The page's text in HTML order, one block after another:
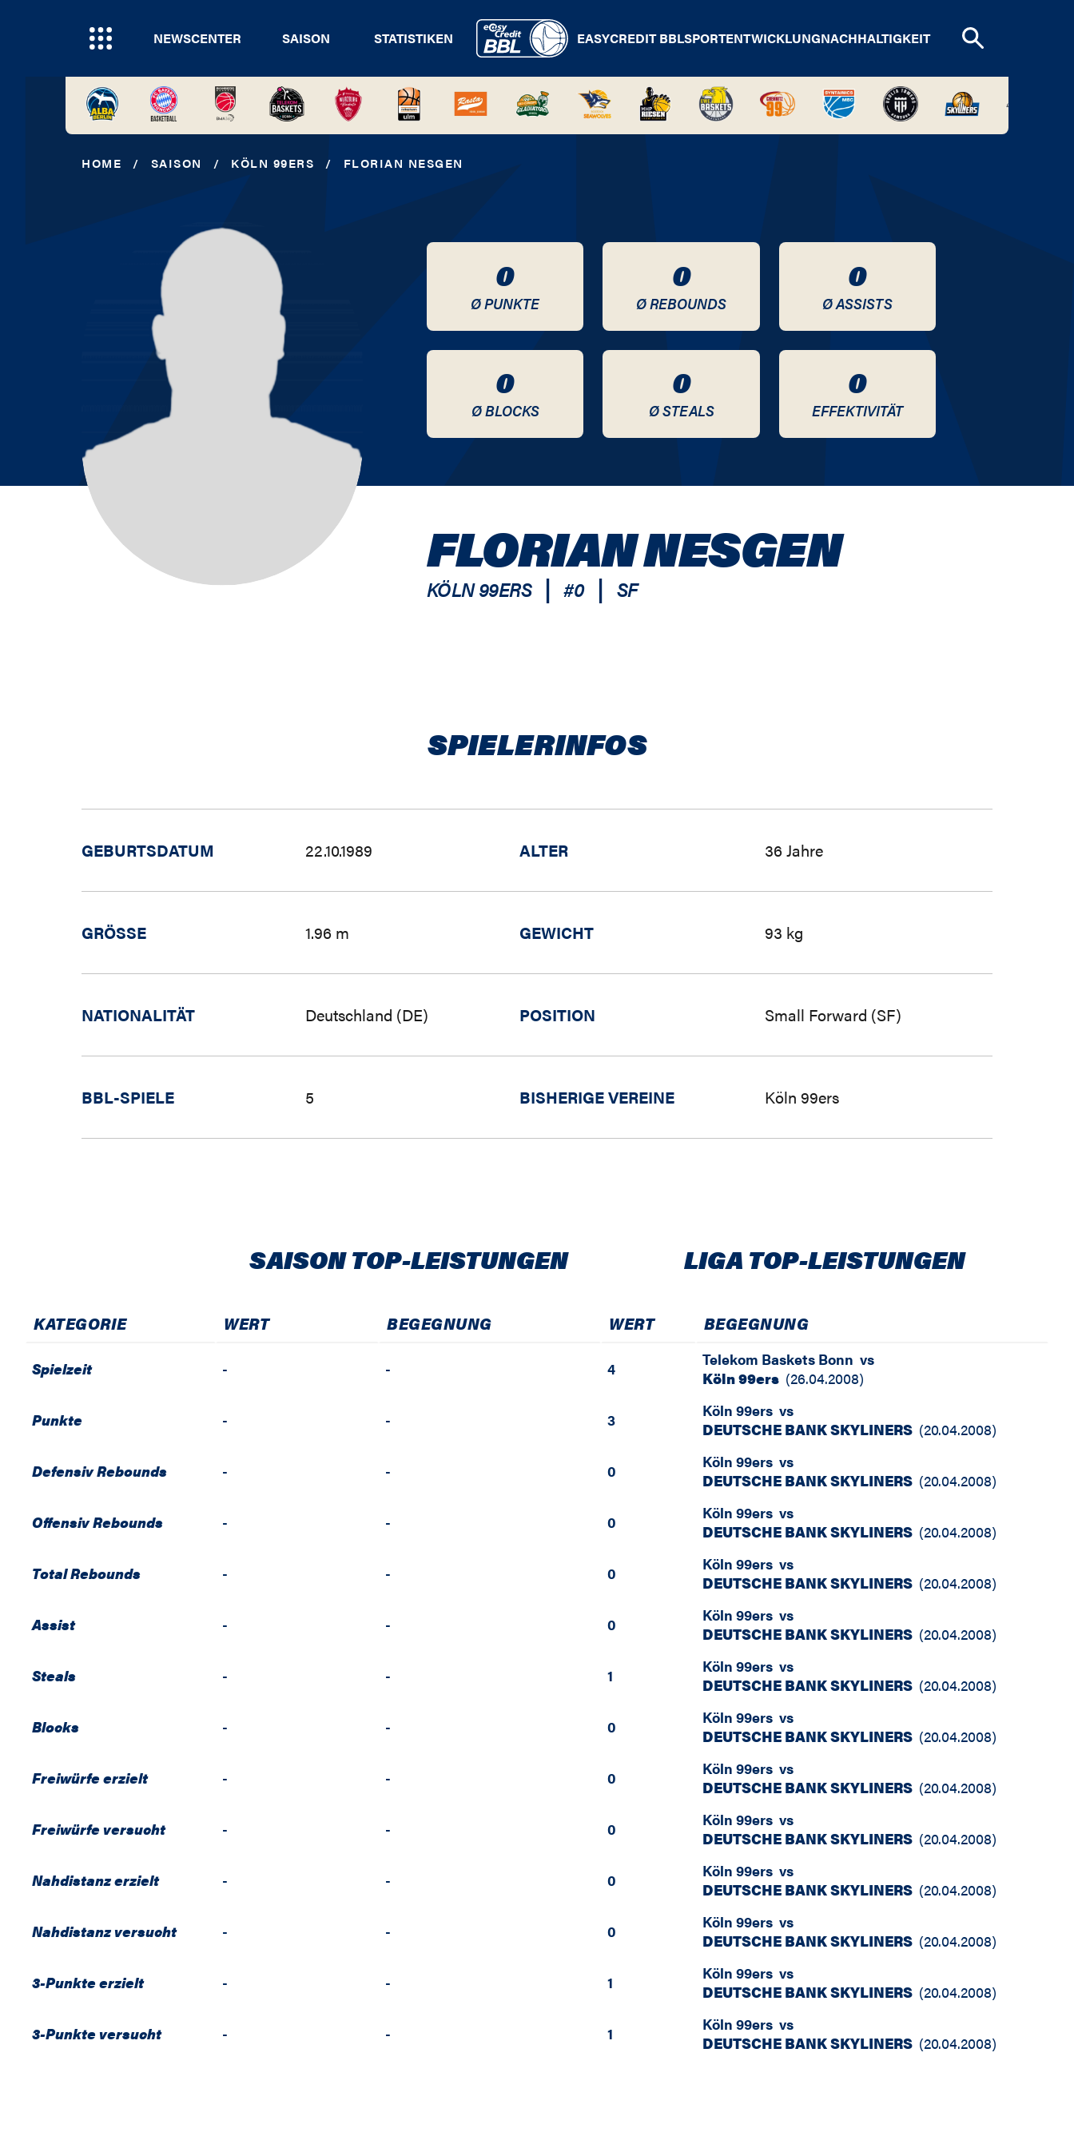
NEWSCENTER SAISON STATISTIKEN EASYCREDIT BBLSPORTENTWICKLUNGNACHHALTIGKEIT
HOME / SAISON / KÖLN 99ERS / FLORIAN NESGEN
0
Ø PUNKTE
0
Ø REBOUNDS
0
Ø ASSISTS
0
Ø BLOCKS
0
Ø STEALS
0
EFFEKTIVITÄT
FLORIAN NESGEN
KÖLN 99ERS | #0 | SF
SPIELERINFOS
GEBURTSDATUM 22.10.1989 ALTER 36 Jahre
GRÖSSE 1.96 m GEWICHT 93 kg
NATIONALITÄT Deutschland (DE) POSITION Small Forward (SF)
BBL-SPIELE 5 BISHERIGE VEREINE Köln 99ers
SAISON TOP-LEISTUNGEN LIGA TOP-LEISTUNGEN
KATEGORIE WERT BEGEGNUNG WERT BEGEGNUNG
Spielzeit - - 4 Telekom Baskets Bonn vs
Köln 99ers (26.04.2008)
Punkte - - 3 Köln 99ers vs
DEUTSCHE BANK SKYLINERS (20.04.2008)
Defensiv Rebounds - - 0 Köln 99ers vs
DEUTSCHE BANK SKYLINERS (20.04.2008)
Offensiv Rebounds - - 0 Köln 99ers vs
DEUTSCHE BANK SKYLINERS (20.04.2008)
Total Rebounds - - 0 Köln 99ers vs
DEUTSCHE BANK SKYLINERS (20.04.2008)
Assist - - 0 Köln 99ers vs
DEUTSCHE BANK SKYLINERS (20.04.2008)
Steals - - 1 Köln 99ers vs
DEUTSCHE BANK SKYLINERS (20.04.2008)
Blocks - - 0 Köln 99ers vs
DEUTSCHE BANK SKYLINERS (20.04.2008)
Freiwürfe erzielt - - 0 Köln 99ers vs
DEUTSCHE BANK SKYLINERS (20.04.2008)
Freiwürfe versucht - - 0 Köln 99ers vs
DEUTSCHE BANK SKYLINERS (20.04.2008)
Nahdistanz erzielt - - 0 Köln 99ers vs
DEUTSCHE BANK SKYLINERS (20.04.2008)
Nahdistanz versucht - - 0 Köln 99ers vs
DEUTSCHE BANK SKYLINERS (20.04.2008)
3-Punkte erzielt - - 1 Köln 99ers vs
DEUTSCHE BANK SKYLINERS (20.04.2008)
3-Punkte versucht - - 1 Köln 99ers vs
DEUTSCHE BANK SKYLINERS (20.04.2008)